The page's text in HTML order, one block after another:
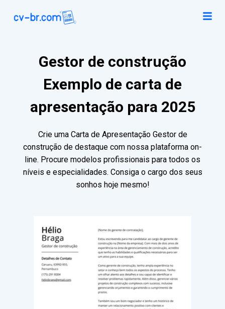
Gestor de construção
Exemplo de carta de
apresentação para 2025
Crie uma Carta de Apresentação Gestor de
construção de destaque com nossa plataforma on-
line. Procure modelos profissionais para todos os
níveis e especialidades. Consiga o cargo dos seus
sonhos hoje mesmo!